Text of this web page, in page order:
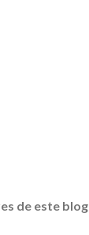
de este blog